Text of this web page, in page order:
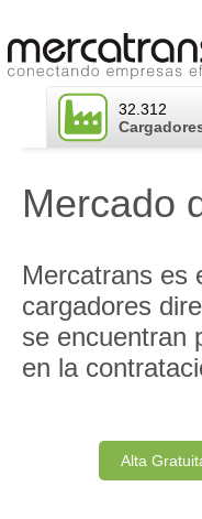
content
32.312
Mercado
Mercatrans es
cargadores
se encuentran
en la
Alta